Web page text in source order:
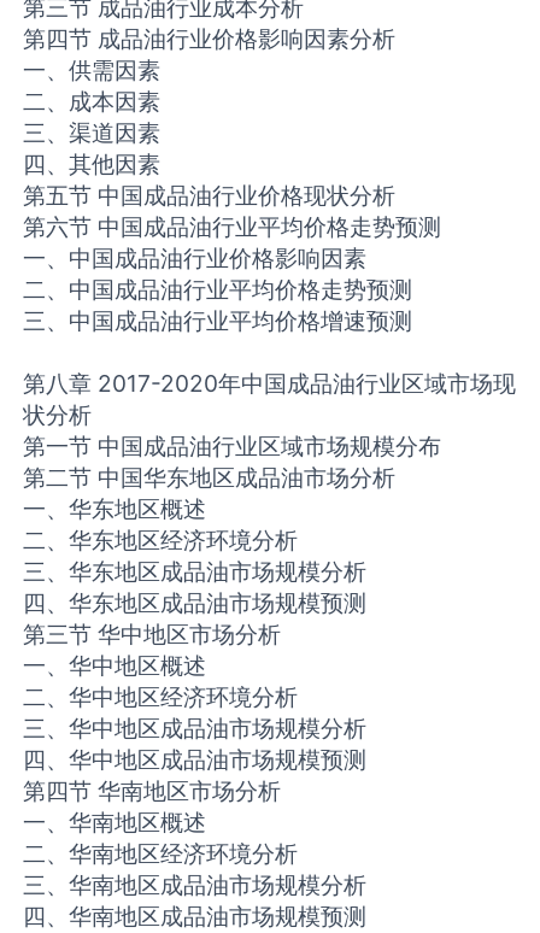
第三节 成品油行业成本分析
第四节 成品油行业价格影响因素分析
一、供需因素
二、成本因素
三、渠道因素
四、其他因素
第五节 中国成品油行业价格现状分析
第六节 中国成品油行业平均价格走势预测
一、中国成品油行业价格影响因素
二、中国成品油行业平均价格走势预测
三、中国成品油行业平均价格增速预测
第八章 2017-2020年中国成品油行业区域市场现
状分析
第一节 中国成品油行业区域市场规模分布
第二节 中国华东地区成品油市场分析
一、华东地区概述
二、华东地区经济环境分析
三、华东地区成品油市场规模分析
四、华东地区成品油市场规模预测
第三节 华中地区市场分析
一、华中地区概述
二、华中地区经济环境分析
三、华中地区成品油市场规模分析
四、华中地区成品油市场规模预测
第四节 华南地区市场分析
一、华南地区概述
二、华南地区经济环境分析
三、华南地区成品油市场规模分析
四、华南地区成品油市场规模预测